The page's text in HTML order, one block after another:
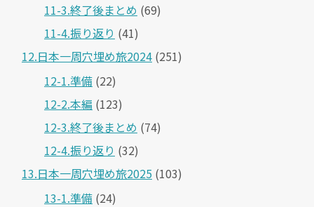
11-3.終了後まとめ (69)
11-4.振り返り (41)
12.日本一周穴埋め旅2024 (251)
12-1.準備 (22)
12-2.本編 (123)
12-3.終了後まとめ (74)
12-4.振り返り (32)
13.日本一周穴埋め旅2025 (103)
13-1.準備 (24)